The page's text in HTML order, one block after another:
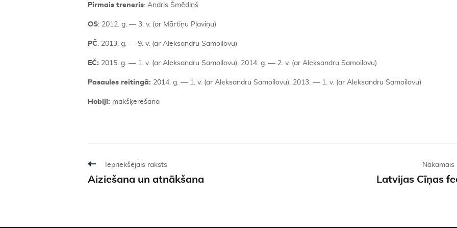
Pirmais treneris: Andris Šmēdiņš
OS: 2012. g. — 3. v. (ar Mārtiņu Pļaviņu)
PČ: 2013. g. — 9. v. (ar Aleksandru Samoilovu)
EČ: 2015. g. — 1. v. (ar Aleksandru Samoilovu), 2014. g. — 2. v. (ar Aleksandru Samoilovu)
Pasaules reitingā: 2014. g. — 1. v. (ar Aleksandru Samoilovu), 2013. — 1. v. (ar Aleksandru Samoilovu)
Hobiji: makšķerēšana
Iepriekšējais raksts
Aiziešana un atnākšana
Nākamais
Latvijas Cīņas